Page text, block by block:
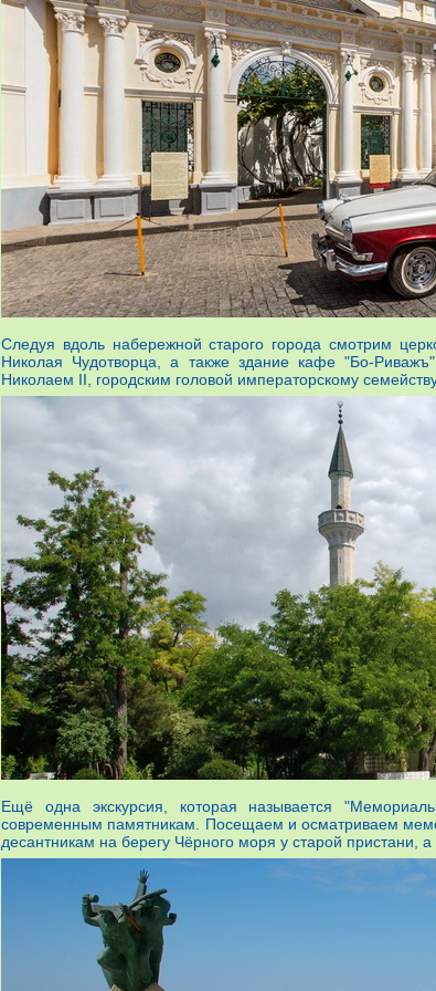
Следуя вдоль набережной старого города смотрим
Николая Чудотворца, а также здание кафе "Бо-
Николаем II, городским головой императорскому
Ещё одна экскурсия, которая называется
современным памятникам. Посещаем и осматриваем
десантникам на берегу Чёрного моря у старой пристани,